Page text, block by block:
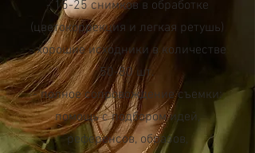
- 15-25 снимков в обработке
(цветокоррекция и легкая ретушь)
- хорошие исходники в количестве
50-80 шт.
- полное сопровождение съемки:
помощь с подбором идей,
референсов, образов,